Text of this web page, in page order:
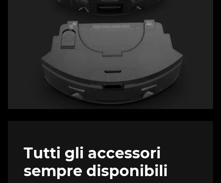
Tutti gli accessori
sempre disponibili